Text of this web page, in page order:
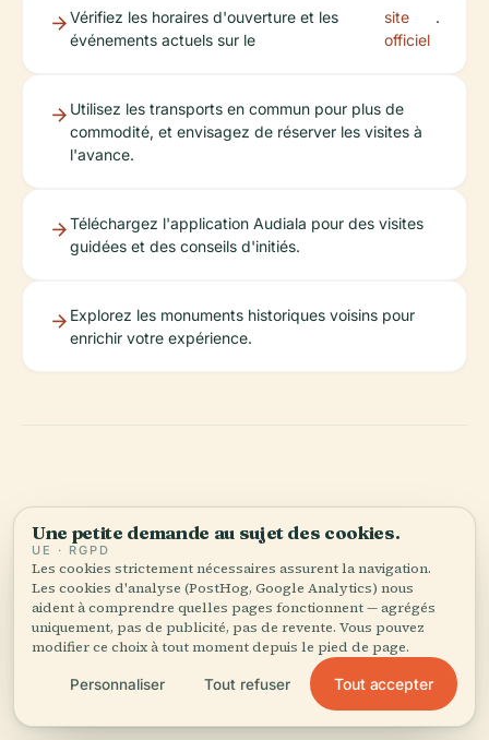
Vérifiez les horaires d'ouverture et les
événements actuels sur le
site
officiel
.
Utilisez les transports en commun pour plus de
commodité, et envisagez de réserver les visites à
l'avance.
Téléchargez l'application Audiala pour des visites
guidées et des conseils d'initiés.
Explorez les monuments historiques voisins pour
enrichir votre expérience.
Écoutez l'histoire complète dans l'app
Une petite demande au sujet des cookies.
UE · RGPD
Les cookies strictement nécessaires assurent la navigation.
Les cookies d'analyse (PostHog, Google Analytics) nous
aident à comprendre quelles pages fonctionnent — agrégés
uniquement, pas de publicité, pas de revente. Vous pouvez
modifier ce choix à tout moment depuis le pied de page.
Personnaliser Tout refuser Tout accepter